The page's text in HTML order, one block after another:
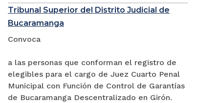
Tribunal Superior del Distrito Judicial de
Bucaramanga
Convoca
a las personas que conforman el registro de
elegibles para el cargo de Juez Cuarto Penal
Municipal con Función de Control de Garantías
de Bucaramanga Descentralizado en Girón.